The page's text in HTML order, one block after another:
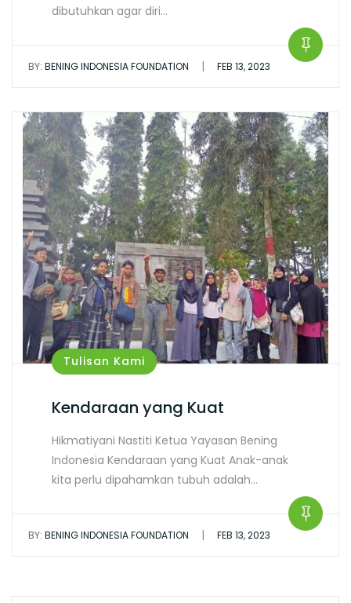
dibutuhkan agar diri…
BY: BENING INDONESIA FOUNDATION | FEB 13, 2023
Tulisan Kami
Kendaraan yang Kuat
Hikmatiyani Nastiti Ketua Yayasan Bening
Indonesia Kendaraan yang Kuat Anak-anak
kita perlu dipahamkan tubuh adalah…
BY: BENING INDONESIA FOUNDATION | FEB 13, 2023